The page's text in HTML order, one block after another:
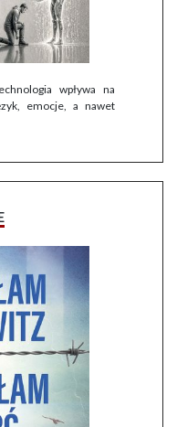
wpływa na
emocje, a nawet